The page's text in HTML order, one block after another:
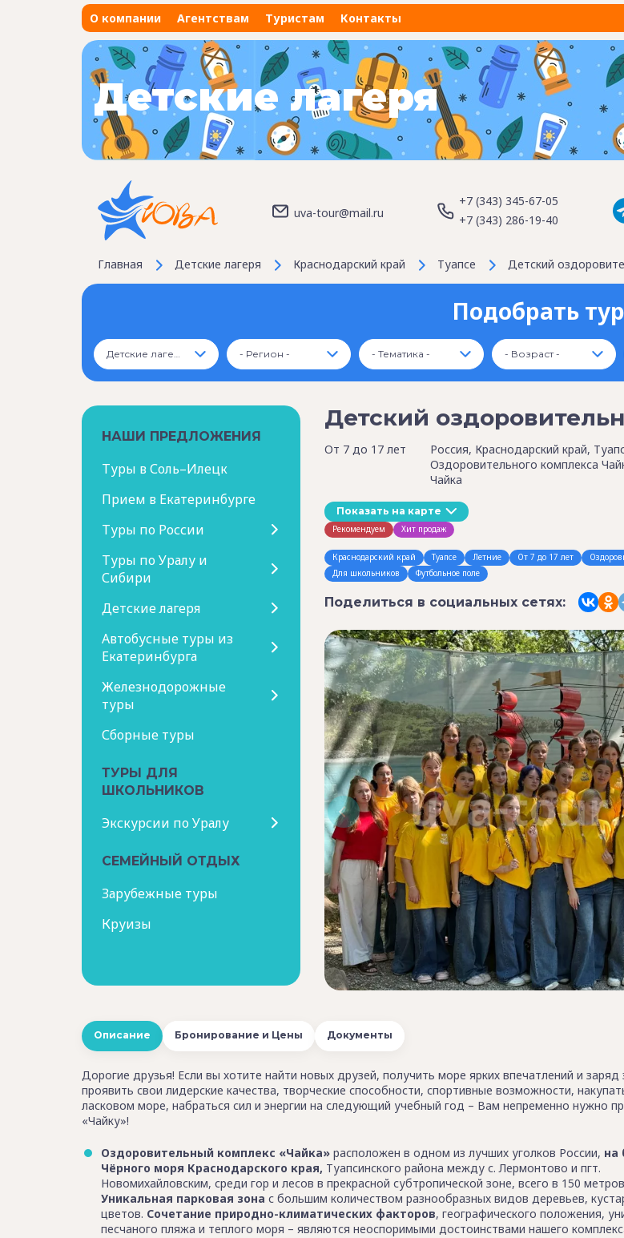
О компании Агентствам Туристам Контакты
Детские лагеря
uva-tour@mail.ru
+7 (343) 345-67-05
+7 (343) 286-19-40
Главная Детские лагеря Краснодарский край Туапсе Детский
Подобрать тур
Детские лагеря - Регион - - Тематика - - Возраст -
НАШИ ПРЕДЛОЖЕНИЯ
Туры в Соль–Илецк
Прием в Екатеринбурге
Туры по России
Туры по Уралу и
Сибири
Детские лагеря
Автобусные туры из
Екатеринбурга
Железнодорожные
туры
Сборные туры
ТУРЫ ДЛЯ
ШКОЛЬНИКОВ
Экскурсии по Уралу
СЕМЕЙНЫЙ ОТДЫХ
Зарубежные туры
Круизы
Детский
От 7 до 17 лет
Россия, Краснодарский край,
Оздоровительного комплекса
Чайка
Показать на карте
Рекомендуем Хит продаж
Краснодарский край Туапсе Летние От 7 до 17 лет
Для школьников
Футбольное поле
Поделиться в социальных сетях:
Описание Бронирование и Цены Документы
Дорогие друзья! Если вы хотите найти новых друзей, получить море ярких впечатлений и заряд
проявить свои лидерские качества, творческие способности, спортивные возможности,
ласковом море, набраться сил и энергии на следующий учебный год – Вам непременно нужно
«Чайку»!
Оздоровительный комплекс «Чайка» расположен в одном из лучших уголков России, на
Чёрного моря Краснодарского края, Туапсинского района между с. Лермонтово и пгт.
Новомихайловским, среди гор и лесов в прекрасной субтропической зоне, всего в 150
Уникальная парковая зона с большим количеством разнообразных видов деревьев,
цветов. Сочетание природно-климатических факторов, географического положения,
песчаного пляжа и теплого моря – являются неоспоримыми достоинствами нашего